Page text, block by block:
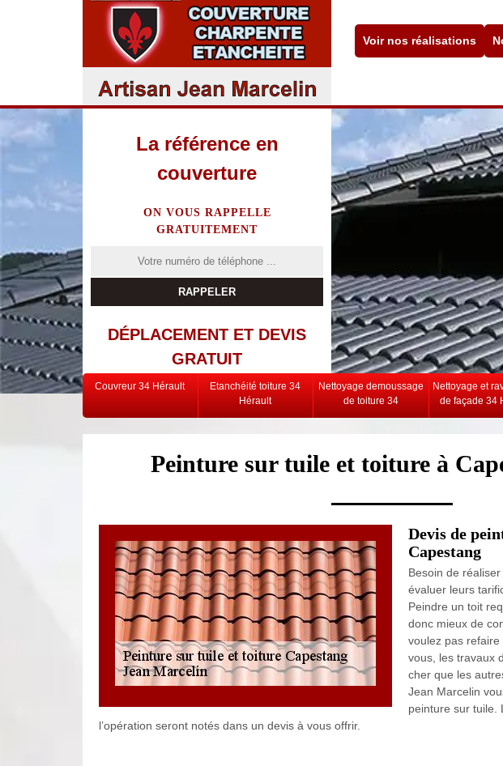
Voir nos réalisations
La référence en
couverture
ON VOUS RAPPELLE
GRATUITEMENT
DÉPLACEMENT ET DEVIS
GRATUIT
Couvreur 34 Hérault
Etanchéité toiture 34
Hérault
Nettoyage demoussage
de toiture 34
Nettoyage et
de façade 34
Peinture sur tuile et toiture à
Devis de
Capestang
Besoin de
évaluer leurs
Peindre un toit
donc mieux de
voulez pas
vous, les travaux
cher que les
Jean Marcelin
peinture sur tuile.
l’opération seront notés dans un devis à vous offrir.